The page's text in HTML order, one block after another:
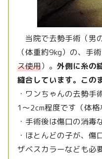
当院で去勢手術（男
（体重約9kg）の、手
ス使用）。外側に糸の
縫合しています。この
・ワンちゃんの去勢手
1～2cm程度です（体格
・手術後は傷口の消毒
・ほとんどの子が、傷
ザベスカラーなども必